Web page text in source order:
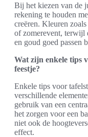
Bij het kiezen van de
rekening te houden
creëren. Kleuren
of zomerevent, terwijl
en goud goed passen
Wat zijn enkele tips
feestje?
Enkele tips voor
verschillende
gebruik van een
het zorgen voor een
niet ook de
effect.